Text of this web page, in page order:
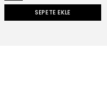
SEPETE EKLE